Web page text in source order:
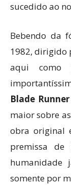
sucedido ao
Bebendo da
1982, dirigido
aqui como
Blade
maior sobre
obra original
premissa de
humanidade
somente por